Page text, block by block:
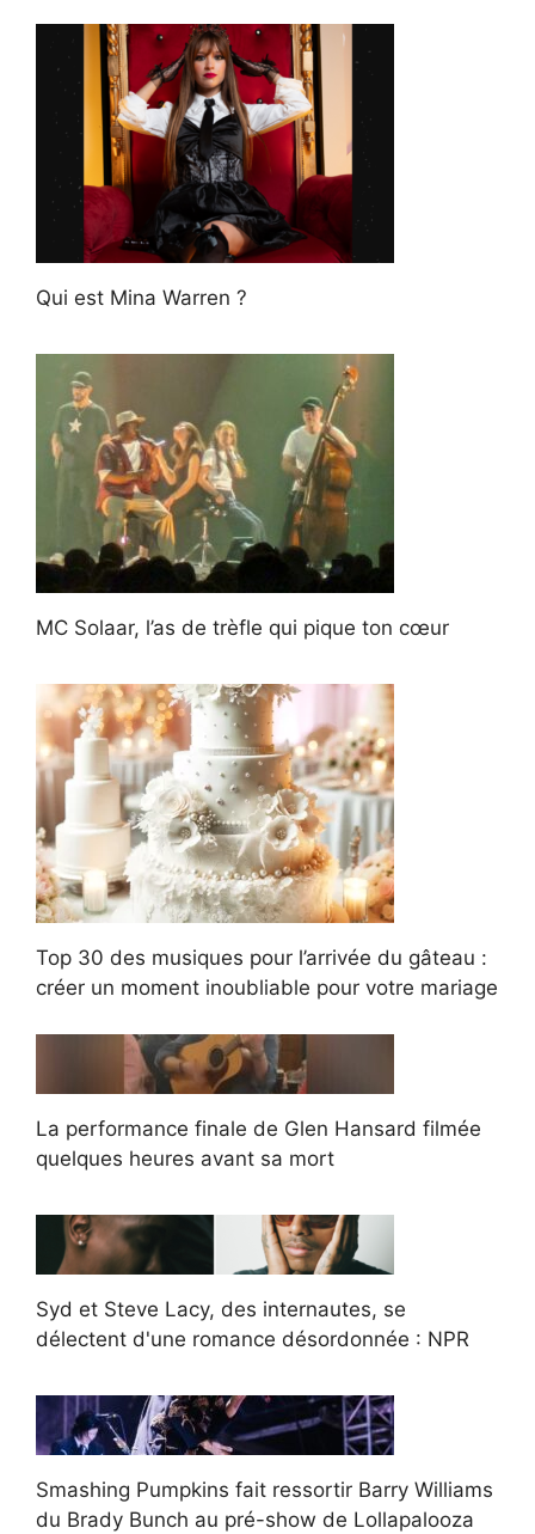
Qui est Mina Warren ?
MC Solaar, l’as de trèfle qui pique ton cœur
Top 30 des musiques pour l’arrivée du gâteau :
créer un moment inoubliable pour votre mariage
La performance finale de Glen Hansard filmée
quelques heures avant sa mort
Syd et Steve Lacy, des internautes, se
délectent d'une romance désordonnée : NPR
Smashing Pumpkins fait ressortir Barry Williams
du Brady Bunch au pré-show de Lollapalooza